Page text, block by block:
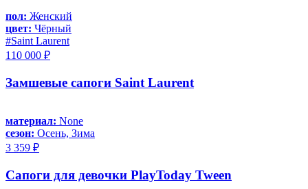
пол: Женский
цвет: Чёрный
#Saint Laurent
110 000 ₽
Замшевые сапоги Saint Laurent
материал: None
сезон: Осень, Зима
3 359 ₽
Сапоги для девочки PlayToday Tween